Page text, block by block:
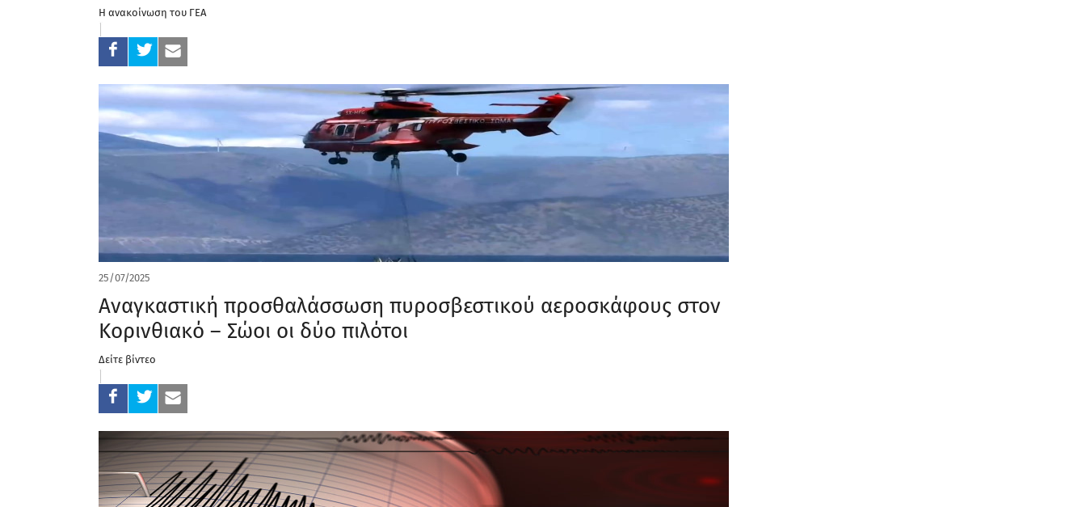
Η ανακοίνωση του ΓΕΑ
25/07/2025
Αναγκαστική προσθαλάσσωση πυροσβεστικού αεροσκάφους στον
Κορινθιακό – Σώοι οι δύο πιλότοι
Δείτε βίντεο